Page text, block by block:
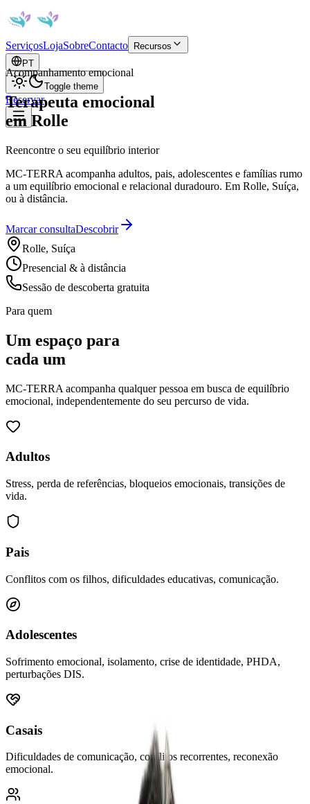
ServiçosLojaSobreContacto
Recursos
PT
Toggle theme
Reservar
Acompanhamento emocional
Terapeuta emocional
em Rolle
Reencontre o seu equilíbrio interior
MC-TERRA acompanha adultos, pais, adolescentes e famílias rumo
a um equilíbrio emocional e relacional duradouro. Em Rolle, Suíça,
ou à distância.
Marcar consultaDescobrir
Rolle, Suíça
Presencial & à distância
Sessão de descoberta gratuita
Para quem
Um espaço para
cada um
MC-TERRA acompanha qualquer pessoa em busca de equilíbrio
emocional, independentemente do seu percurso de vida.
Adultos
Stress, perda de referências, bloqueios emocionais, transições de
vida.
Pais
Conflitos com os filhos, dificuldades educativas, comunicação.
Adolescentes
Sofrimento emocional, isolamento, crise de identidade, PHDA,
perturbações DIS.
Casais
Dificuldades de comunicação, conflitos recorrentes, reconexão
emocional.